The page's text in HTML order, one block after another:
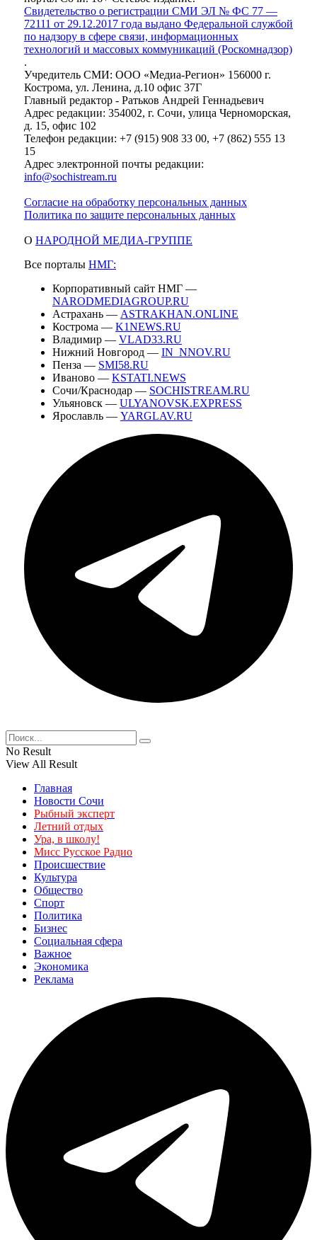
Свидетельство о регистрации СМИ ЭЛ № ФС 77 —
72111 от 29.12.2017 года выдано Федеральной службой
по надзору в сфере связи, информационных
технологий и массовых коммуникаций (Роскомнадзор)
.
Учредитель СМИ: ООО «Медиа-Регион» 156000 г.
Кострома, ул. Ленина, д.10 офис 37Г
Главный редактор - Ратьков Андрей Геннадьевич
Адрес редакции: 354002, г. Сочи, улица Черноморская,
д. 15, офис 102
Телефон редакции: +7 (915) 908 33 00, +7 (862) 555 13
15
Адрес электронной почты редакции:
info@sochistream.ru
Согласие на обработку персональных данных
Политика по защите персональных данных
О НАРОДНОЙ МЕДИА-ГРУППЕ
Все порталы НМГ:
Корпоративный сайт НМГ —
NARODMEDIAGROUP.RU
Астрахань — ASTRAKHAN.ONLINE
Кострома — K1NEWS.RU
Владимир — VLAD33.RU
Нижний Новгород — IN_NNOV.RU
Пенза — SMI58.RU
Иваново — KSTATI.NEWS
Сочи/Краснодар — SOCHISTREAM.RU
Ульяновск — ULYANOVSK.EXPRESS
Ярославль — YARGLAV.RU
No Result
View All Result
Главная
Новости Сочи
Рыбный эксперт
Летний отдых
Ура, в школу!
Мисс Русское Радио
Происшествие
Культура
Общество
Спорт
Политика
Бизнес
Социальная сфера
Важное
Экономика
Реклама